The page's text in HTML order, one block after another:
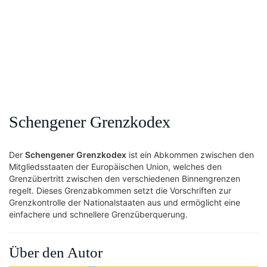
Schengener Grenzkodex
Der Schengener Grenzkodex ist ein Abkommen zwischen den
Mitgliedsstaaten der Europäischen Union, welches den
Grenzübertritt zwischen den verschiedenen Binnengrenzen
regelt. Dieses Grenzabkommen setzt die Vorschriften zur
Grenzkontrolle der Nationalstaaten aus und ermöglicht eine
einfachere und schnellere Grenzüberquerung.
Über den Autor